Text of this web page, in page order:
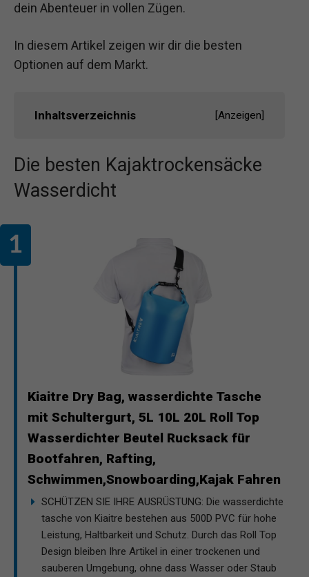
dein Abenteuer in vollen Zügen.
In diesem Artikel zeigen wir dir die besten
Optionen auf dem Markt.
Inhaltsverzeichnis [Anzeigen]
Die besten Kajaktrockensäcke
Wasserdicht
Kiaitre Dry Bag, wasserdichte Tasche
mit Schultergurt, 5L 10L 20L Roll Top
Wasserdichter Beutel Rucksack für
Bootfahren, Rafting,
Schwimmen,Snowboarding,Kajak Fahren
SCHÜTZEN SIE IHRE AUSRÜSTUNG: Die wasserdichte
tasche von Kiaitre bestehen aus 500D PVC für hohe
Leistung, Haltbarkeit und Schutz. Durch das Roll Top
Design bleiben Ihre Artikel in einer trockenen und
sauberen Umgebung, ohne dass Wasser oder Staub